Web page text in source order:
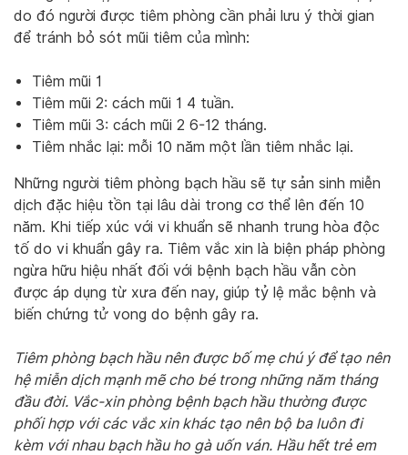
do đó người được tiêm phòng cần phải lưu ý thời gian
để tránh bỏ sót mũi tiêm của mình:
Tiêm mũi 1
Tiêm mũi 2: cách mũi 1 4 tuần.
Tiêm mũi 3: cách mũi 2 6-12 tháng.
Tiêm nhắc lại: mỗi 10 năm một lần tiêm nhắc lại.
Những người tiêm phòng bạch hầu sẽ tự sản sinh miễn
dịch đặc hiệu tồn tại lâu dài trong cơ thể lên đến 10
năm. Khi tiếp xúc với vi khuẩn sẽ nhanh trung hòa độc
tố do vi khuẩn gây ra. Tiêm vắc xin là biện pháp phòng
ngừa hữu hiệu nhất đối với bệnh bạch hầu vẫn còn
được áp dụng từ xưa đến nay, giúp tỷ lệ mắc bệnh và
biến chứng tử vong do bệnh gây ra.
Tiêm phòng bạch hầu nên được bố mẹ chú ý để tạo nên
hệ miễn dịch mạnh mẽ cho bé trong những năm tháng
đầu đời. Vắc-xin phòng bệnh bạch hầu thường được
phối hợp với các vắc xin khác tạo nên bộ ba luôn đi
kèm với nhau bạch hầu ho gà uốn ván. Hầu hết trẻ em